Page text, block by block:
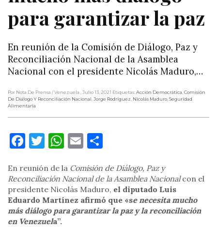
para garantizar la paz
En reunión de la Comisión de Diálogo, Paz y
Reconciliación Nacional de la Asamblea
Nacional con el presidente Nicolás Maduro,…
Por Nota De Prensa / Venezuela , Julio 13, 2021 Etiquetas:Acción Democrática,Comisión
De Diálogo Y Reconciliación Nacional,Jorge Rodríguez, Nicolás Maduro,Seguridad
Alimentaria
Facebook
Twitter
WhatsApp
Email
En reunión de la Comisión de Diálogo, Paz y
Reconciliación Nacional de la Asamblea Nacionalcon el
presidente Nicolás Maduro, el diputado Luis
Eduardo Martínez afirmó que «se necesita mucho
más diálogo para garantizar la paz y la reconciliación
en Venezuela”.